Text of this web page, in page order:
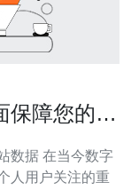
保障您的网
今数字
人用户关注的重